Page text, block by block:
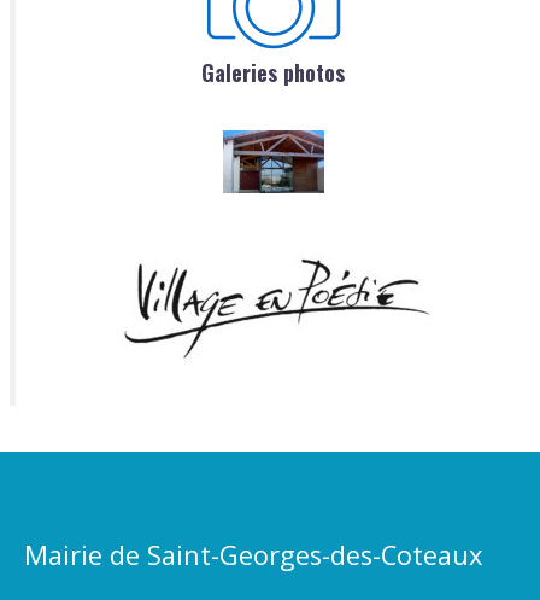
Galeries photos
Mairie de Saint-Georges-des-Coteaux